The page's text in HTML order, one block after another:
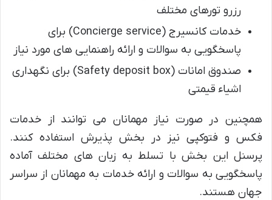
رزرو تورهای مختلف
خدمات کانسیرج (Concierge service) برای
پاسخگویی به سوالات و ارائه راهنمایی های مورد نیاز
صندوق امانات (Safety deposit box) برای نگهداری
اشیاء قیمتی
همچنین در صورت نیاز مهمانان می توانند از خدمات
فکس و فتوکپی نیز در بخش پذیرش استفاده کنند.
پرسنل این بخش با تسلط به زبان های مختلف آماده
پاسخگویی به سوالات و ارائه خدمات به مهمانان از سراسر
جهان هستند.